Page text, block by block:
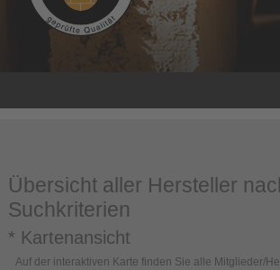
Übersicht aller Hersteller
Suchkriterien
* Kartenansicht
Auf der interaktiven Karte finden Sie alle Mitglieder/